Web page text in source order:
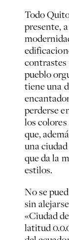
Todo
presente,
contrastes
pueblo
tiene una
perderse
los
que,
una
que da la
estilos.
No se
sin
«Ciudad
latitud